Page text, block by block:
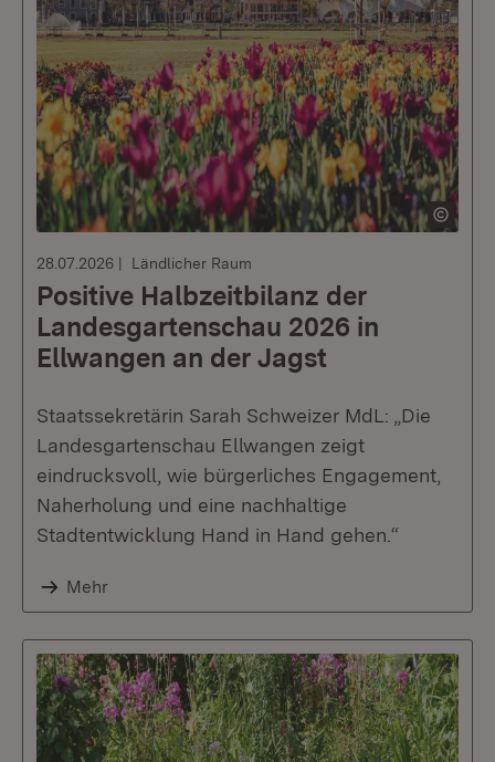
28.07.2026 Ländlicher Raum
Positive Halbzeitbilanz der
Landesgartenschau 2026 in
Ellwangen an der Jagst
Staatssekretärin Sarah Schweizer MdL: „Die
Landesgartenschau Ellwangen zeigt
eindrucksvoll, wie bürgerliches Engagement,
Naherholung und eine nachhaltige
Stadtentwicklung Hand in Hand gehen.“
Mehr